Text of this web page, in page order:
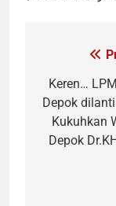
Navigasi
pos
Keren…
Depok
Kukuhkan
Depok